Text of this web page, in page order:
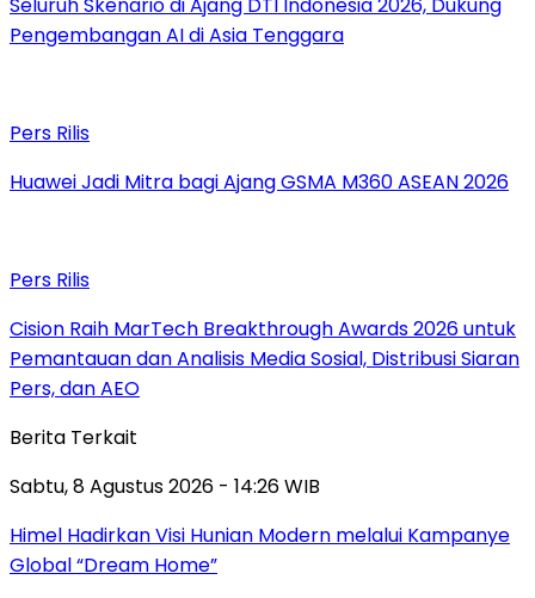
Pengembangan AI di Asia Tenggara
Pers Rilis
Huawei Jadi Mitra bagi Ajang GSMA M360 ASEAN 2026
Pers Rilis
Cision Raih MarTech Breakthrough Awards 2026 untuk
Pemantauan dan Analisis Media Sosial, Distribusi Siaran
Pers, dan AEO
Berita Terkait
Sabtu, 8 Agustus 2026 - 14:26 WIB
Himel Hadirkan Visi Hunian Modern melalui Kampanye
Global “Dream Home”